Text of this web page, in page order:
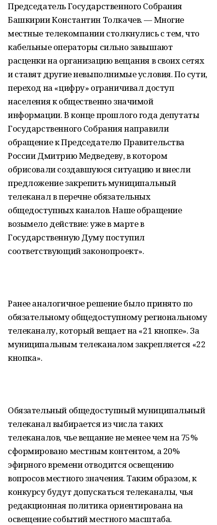
Председатель Государственного Собрания
Башкирии Константин Толкачев. — Многие
местные телекомпании столкнулись с тем, что
кабельные операторы сильно завышают
расценки на организацию вещания в своих сетях
и ставят другие невыполнимые условия. По сути,
переход на «цифру» ограничивал доступ
населения к общественно значимой
информации. В конце прошлого года депутаты
Государственного Собрания направили
обращение к Председателю Правительства
России Дмитрию Медведеву, в котором
обрисовали создавшуюся ситуацию и внесли
предложение закрепить муниципальный
телеканал в перечне обязательных
общедоступных каналов. Наше обращение
возымело действие: уже в марте в
Государственную Думу поступил
соответствующий законопроект».
Ранее аналогичное решение было принято по
обязательному общедоступному региональному
телеканалу, который вещает на «21 кнопке». За
муниципальным телеканалом закрепляется «22
кнопка».
Обязательный общедоступный муниципальный
телеканал выбирается из числа таких
телеканалов, чье вещание не менее чем на 75%
сформировано местным контентом, а 20%
эфирного времени отводится освещению
вопросов местного значения. Таким образом, к
конкурсу будут допускаться телеканалы, чья
редакционная политика ориентирована на
освещение событий местного масштаба.